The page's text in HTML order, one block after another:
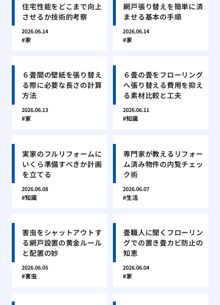
住宅性能をどこまで向上
させるか技術的考察
2026.06.14
家
網戸張り替えを簡単に済
ませる基本の手順
2026.06.14
家
６畳間の壁紙を張り替え
る際に必要な長さの計算
方法
2026.06.13
家
６畳の畳をフローリング
へ張り替える費用を抑え
る素材比較と工夫
2026.06.11
知識
実家のフルリフォームに
いくら準備すべきか計画
を立てる
2026.06.08
知識
専門家が教えるリフォー
ム済み物件の内覧チェッ
ク術
2026.06.07
生活
害虫をシャットアウトす
る網戸設置の黄金ルール
と配置の妙
2026.06.05
害虫
畳職人に聞くフローリン
グでの置き畳カビ防止の
知恵
2026.06.04
家